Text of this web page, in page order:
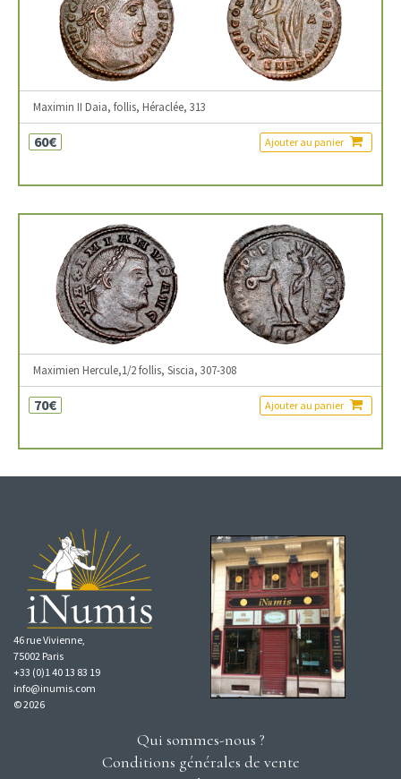
Maximin II Daia, follis, Héraclée, 313
60€ Ajouter au panier
Maximien Hercule,1/2 follis, Siscia, 307-308
70€ Ajouter au panier
46 rue Vivienne,
75002 Paris
+33 (0)1 40 13 83 19
info@inumis.com
© 2026
Qui sommes-nous ?
Conditions générales de vente